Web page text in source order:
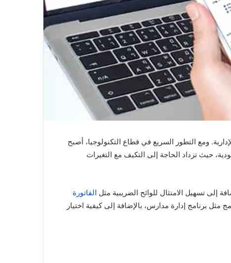
ومع التطور السريع في قطاع التكنولوجيا، أصبح
حيث تزداد الحاجة إلى التكيف مع التغيرات
إلى تسهيل الامتثال للوائح الضريبية مثل الفاتورة
برنامج إدارة مدارس، بالإضافة إلى كيفية اختيار